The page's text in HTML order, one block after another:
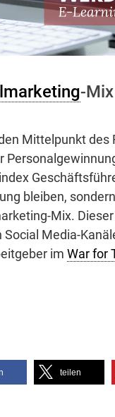
-
Mittelpunkt
bleiben,
Mix.
Media-
im War for
teilen